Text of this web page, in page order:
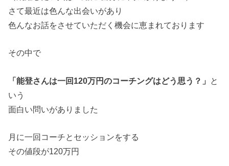
さて最近は色んな出会いがあり
色んなお話をさせていただく機会に恵まれております
その中で
「能登さんは一回120万円のコーチングはどう思う？」 と
いう
面白い問いがありました
月に一回コーチとセッションをする
その値段が120万円